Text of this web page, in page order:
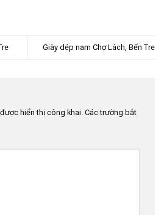
Giày dép nam Chợ Lách, Bến Tre
hiển thị công khai. Các trường bắt